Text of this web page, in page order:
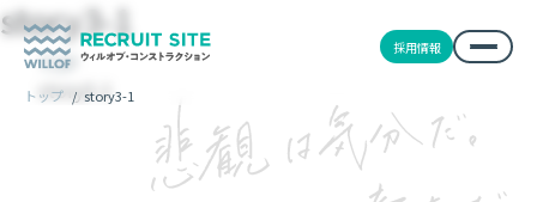
採用情報
トップ / story3-1
story3-1
TOP
story3-1